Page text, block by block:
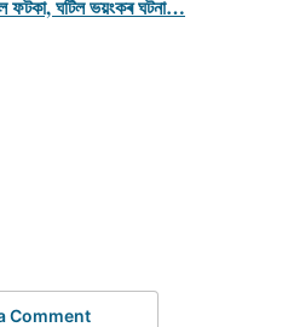
ফটকা, ঘটিল ভয়ংকৰ ঘটনা…
Comment